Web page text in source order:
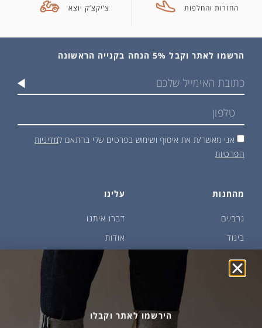
החזרות והחלפות צ’יקצ’ק יוצא
מהחנות
גרביים
ביגוד
שמן זית ודבש
פקעות ובצלים
עלינו
דברו איתנו
אודות
איפה קונים?
הבלוג של יודפת
הרשמו לאתר וקבל 5% הנחה בקנייה הראשונה
אני מאשר/ת את איסוף ושימוש בפרטים שלי בהתאם למדיניות
הפרטיות
הירשמו לאתר וקבלו